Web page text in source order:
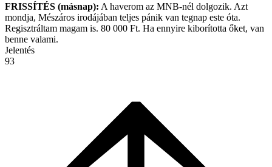
FRISSÍTÉS (másnap): A haverom az MNB-nél dolgozik. Azt
mondja, Mészáros irodájában teljes pánik van tegnap este óta.
Regisztráltam magam is. 80 000 Ft. Ha ennyire kiborította őket, van
benne valami.
Jelentés
93